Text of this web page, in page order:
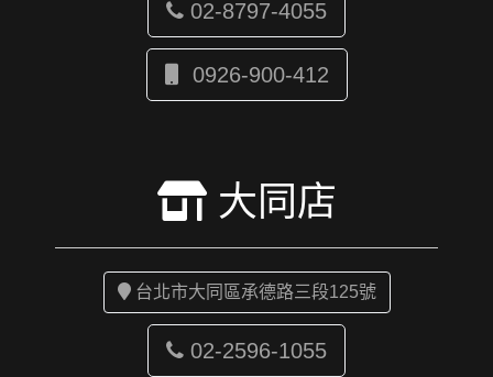
02-8797-4055
0926-900-412
大同店
台北市大同區承德路三段125號
02-2596-1055